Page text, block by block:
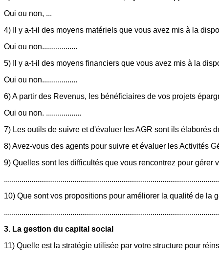
Oui ou non, ...
4) Il y a-t-il des moyens matériels que vous avez mis à la
Oui ou non..................
5) Il y a-t-il des moyens financiers que vous avez mis à la
Oui ou non..................
6) A partir des Revenus, les bénéficiaires de vos projets
Oui ou non. ..................
7) Les outils de suivre et d'évaluer les AGR sont ils élaborés
8) Avez-vous des agents pour suivre et évaluer les Activités
9) Quelles sont les difficultés que vous rencontrez pour gérer
10) Que sont vos propositions pour améliorer la qualité de la
3. La gestion du capital social
11) Quelle est la stratégie utilisée par votre structure pour